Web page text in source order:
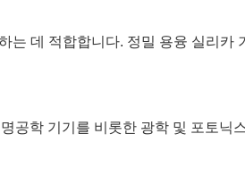
데 적합합니다. 정밀 용융 실리카
공학 기기를 비롯한 광학 및 포토닉